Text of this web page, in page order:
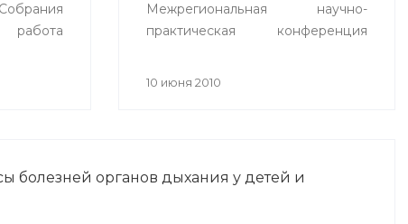
работа
Межрегиональная научно-
практическая конференция
10 июня 2010
болезней органов дыхания у детей и